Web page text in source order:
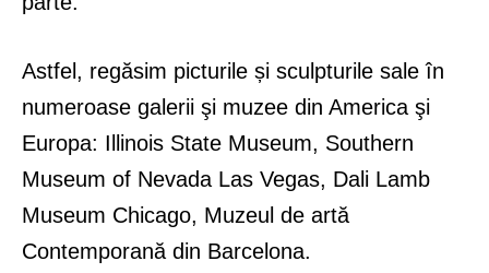
Astfel, regăsim picturile și sculpturile sale în
numeroase galerii şi muzee din America şi
Europa: Illinois State Museum, Southern
Museum of Nevada Las Vegas, Dali Lamb
Museum Chicago, Muzeul de artă
Contemporană din Barcelona.